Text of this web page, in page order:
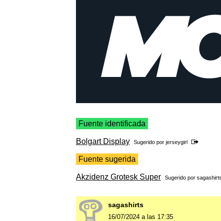
Fuente identificada
Bolgart Display Sugerido por jerseygirl
Fuente sugerida
Akzidenz Grotesk Super Sugerido por
sagashirts
16/07/2024 a las 17:35